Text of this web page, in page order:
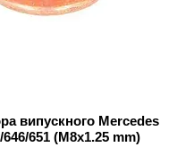
випускного Mercedes
646/651 (M8x1.25 mm)